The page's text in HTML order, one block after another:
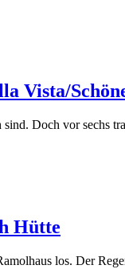
Vista/
Doch vor sechs
Hütte
los. Der